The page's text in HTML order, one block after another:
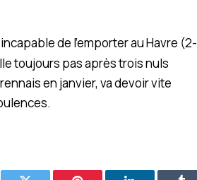
de l’emporter au Havre (2-
toujours pas après trois nuls
en janvier, va devoir vite